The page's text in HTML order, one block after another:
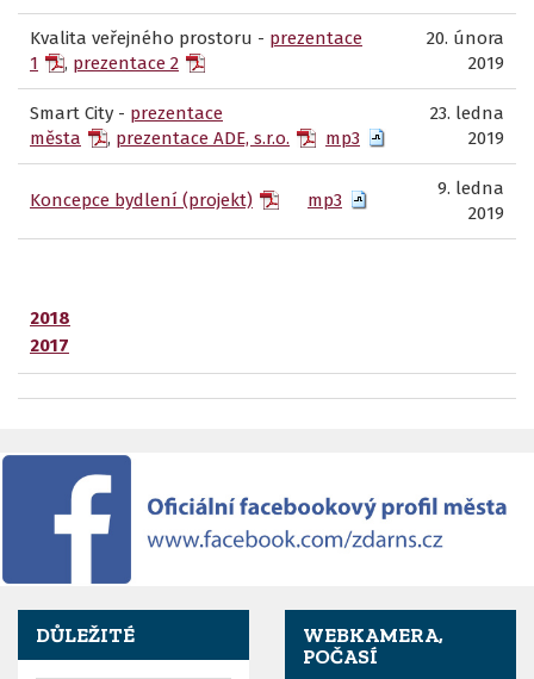
Kvalita veřejného prostoru - prezentace
1
, prezentace 2
20. února
2019
Smart City - prezentace
města
, prezentace ADE, s.r.o. mp3
23. ledna
2019
Koncepce bydlení (projekt) mp3
9. ledna
2019
2018
2017
DŮLEŽITÉ
WEBKAMERA,
POČASÍ